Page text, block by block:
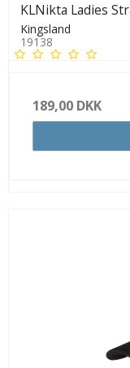
KLNikta Ladies
Kingsland
19138
189,00 DKK